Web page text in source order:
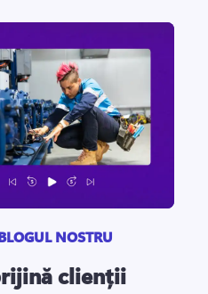
NOSTRU
clienții